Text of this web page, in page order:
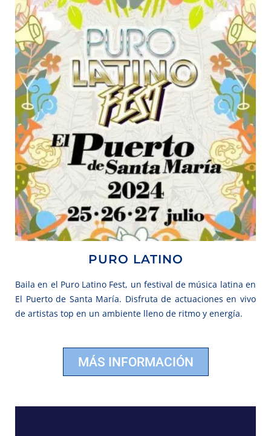
PURO LATINO
Baila en el Puro Latino Fest, un festival de música latina en
El Puerto de Santa María. Disfruta de actuaciones en vivo
de artistas top en un ambiente lleno de ritmo y energía.
MÁS INFORMACIÓN